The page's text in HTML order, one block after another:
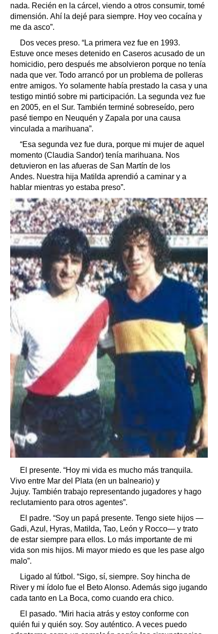
nada. Recién en la cárcel, viendo a otros consumir, tomé
dimensión. Ahí la dejé para siempre. Hoy veo cocaína y
me da asco”.
Dos veces preso. “La primera vez fue en 1993.
Estuve once meses detenido en Caseros acusado de un
homicidio, pero después me absolvieron porque no tenía
nada que ver. Todo arrancó por un problema de polleras
entre amigos. Yo solamente había prestado la casa y una
testigo mintió sobre mi participación. La segunda vez fue
en 2005, en el Sur. También terminé sobreseído, pero
pasé tiempo en Neuquén y Zapala por una causa
vinculada a marihuana”.
“Esa segunda vez fue dura, porque mi mujer de aquel
momento (Claudia Sandor) tenía marihuana. Nos
detuvieron en las afueras de San Martín de los
Andes. Nuestra hija Matilda aprendió a caminar y a
hablar mientras yo estaba preso”.
El presente. “Hoy mi vida es mucho más tranquila.
Vivo entre Mar del Plata (en un balneario) y
Jujuy. También trabajo representando jugadores y hago
reclutamiento para otros agentes”.
El padre. “Soy un papá presente. Tengo siete hijos —
Gadi, Azul, Hyras, Matilda, Tao, León y Rocco— y trato
de estar siempre para ellos. Lo más importante de mi
vida son mis hijos. Mi mayor miedo es que les pase algo
malo”.
Ligado al fútbol. “Sigo, sí, siempre. Soy hincha de
River y mi ídolo fue el Beto Alonso. Además sigo jugando
cada tanto en La Boca, como cuando era chico.
El pasado. “Miri hacia atrás y estoy conforme con
quién fui y quién soy. Soy auténtico. A veces puedo